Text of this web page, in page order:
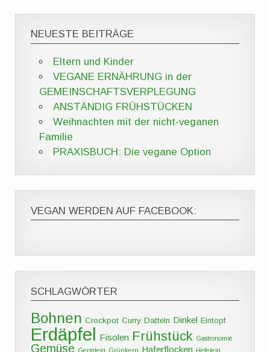
NEUESTE BEITRÄGE
Eltern und Kinder
VEGANE ERNÄHRUNG in der
GEMEINSCHAFTSVERPLEGUNG
ANSTÄNDIG FRÜHSTÜCKEN
Weihnachten mit der nicht-veganen
Familie
PRAXISBUCH: Die vegane Option
VEGAN WERDEN AUF FACEBOOK:
SCHLAGWÖRTER
Bohnen Crockpot Curry Datteln Dinkel Eintopf
Erdäpfel Fisolen Frühstück Gastronomie
Gemüse Germteig Grünkern Haferflocken Hefeteig